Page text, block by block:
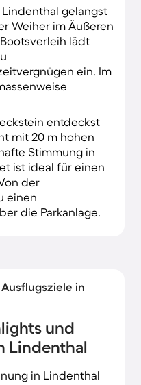
gelangst
Weiher im Äußeren
lädt
ein. Im
entdeckst
mit 20 m hohen
Stimmung in
ist ideal für einen
der
einen
die Parkanlage.
in
und
Lindenthal
in Lindenthal